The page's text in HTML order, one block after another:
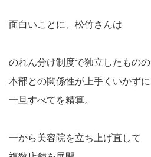
面白いことに、松竹さんは
のれん分け制度で独立したものの
本部との関係性が上手くいかずに
一旦すべてを精算。
一から美容院を立ち上げ直して